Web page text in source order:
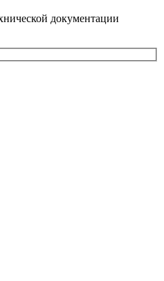
документации